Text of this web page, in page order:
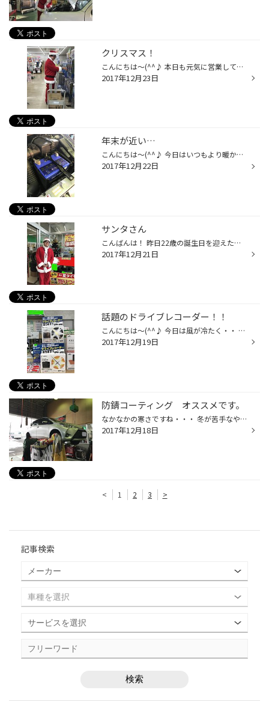
クリスマス！
こんにちは～(^^♪ 本日も元気に営業しております 明日からクリスマスですね～皆様ご予定はどうでしょうか？ 当店にもサンタさんが来ております～！！ 月末が近いのでサンタさんに在庫取りを手伝って貰いました サンタさんありがとう！！ 在庫の方はサンタさんに任せて僕らは 寒い日には欠かせないス...
2017年12月23日
年末が近い…
こんにちは～(^^♪ 今日はいつもより暖かい日でしたね～ 年末に向けてお車にメンテナンスはお済みでしょうか？？ 本日も沢山ご来店有難う御座います 寒い日にエンジンのかかりが気になるお客様がご来店！ 点検の結果は注意状態でしたが冷え込んでくると突然エンジンが掛からなくなる 方が多い季節で...
2017年12月22日
サンタさん
こんばんは！ 昨日22歳の誕生日を迎えたくまがいです。 今年ももう少しですね。 今年の残り悔いのないように過ごしてください！ 突然ですが皆様タイヤ交換の際夏タイヤをそろそろ変えた方がいいなど 言われませんでしたか？？ そんな皆様に朗報です！！ 当店では只今夏タイヤの在庫処分セールを実施...
2017年12月21日
話題のドライブレコーダー！！
こんにちは～(^^♪ 今日は風が冷たく・・ 年末前なので体調にはお気を付けくださいねぇ。 最近 話題のドライブレコーダーが やっと入荷しました！！ お問い合わせが多いのでご検討中のお客様は お早めにご連絡下さいね♪ うちの くまはどこかでオムライスを食べているみたいなので 見かけたらお声を掛...
2017年12月19日
防錆コーティング オススメです。
なかなかの寒さですね・・・ 冬が苦手なやぶです。。。 本日の作業は、ヴィッツ様の下廻りサビ止めコーティング 施工時間も20分程度ですよ～ レガシィ様の新品タイヤセット 偏摩耗気味でしたので アライメント調整も、行いました。 せっかく新品タイヤを履いても 車軸がズレているとタイヤの外側や...
2017年12月18日
< 1 2 3 >
記事検索